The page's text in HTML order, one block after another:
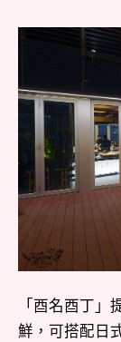
「酉名酉丁
鮮，可搭配日